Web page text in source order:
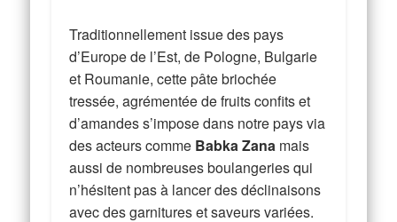
Traditionnellement issue des pays
d’Europe de l’Est, de Pologne, Bulgarie
et Roumanie, cette pâte briochée
tressée, agrémentée de fruits confits et
d’amandes s’impose dans notre pays via
des acteurs comme Babka Zana mais
aussi de nombreuses boulangeries qui
n’hésitent pas à lancer des déclinaisons
avec des garnitures et saveurs variées.